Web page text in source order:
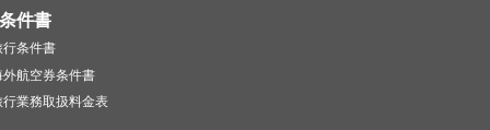
件書
条件書
航空券条件書
業務取扱料金表